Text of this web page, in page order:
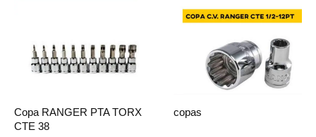
Copa RANGER PTA TORX
CTE 38
copas